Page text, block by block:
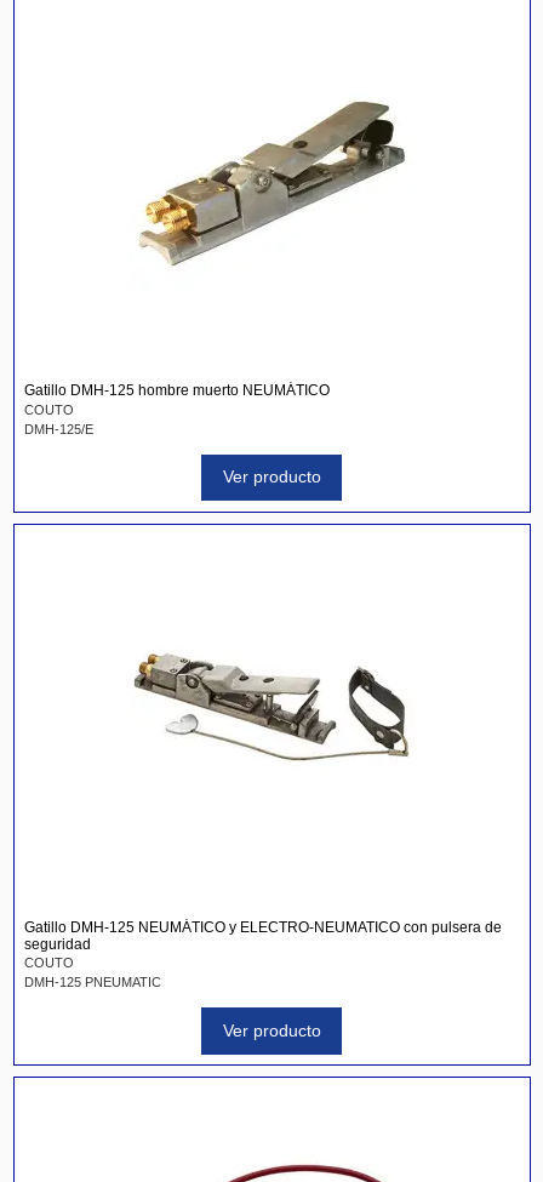
Gatillo DMH-125 hombre muerto NEUMÁTICO
COUTO
DMH-125/E
Ver producto
Gatillo DMH-125 NEUMÁTICO y ELECTRO-NEUMATICO con pulsera de
seguridad
COUTO
DMH-125 PNEUMATIC
Ver producto